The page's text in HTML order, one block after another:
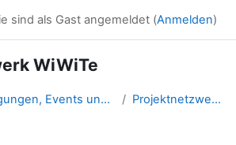
sind als Gast angemeldet (Anmelden)
WiWiTe
Tagungen, Events und Arbeitsge... Projektnetzwerk WiWiTe